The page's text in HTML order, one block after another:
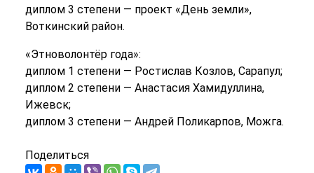
диплом 3 степени — проект «День земли»,
Воткинский район.
«Этноволонтёр года»:
диплом 1 степени — Ростислав Козлов, Сарапул;
диплом 2 степени — Анастасия Хамидуллина,
Ижевск;
диплом 3 степени — Андрей Поликарпов, Можга.
Поделиться